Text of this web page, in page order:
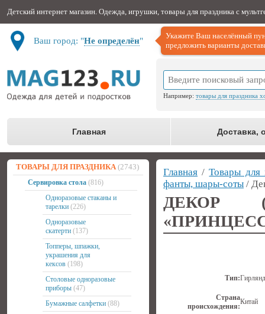
Детский интернет магазин. Одежда, игрушки, товары для праздника с
Ваш город: "Не определён"
Укажите Ваш населённый
предложить варианты
Например: товары для праздника
Главная Доставка,
ТОВАРЫ ДЛЯ ПРАЗДНИКА (2743)
Сервировка стола (816)
Одноразовые стаканы и
тарелки (226)
Одноразовые
скатерти (137)
Топперы, шпажки,
украшения для
кексов (198)
Столовые одноразовые
приборы (47)
Бумажные салфетки (88)
Главная /Товары для
фанты, шары-соты /
ДЕКОР
Тип:
Страна
происхождения:
Китай